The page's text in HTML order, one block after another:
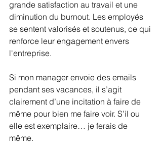
grande satisfaction au travail et une
diminution du burnout. Les employés
se sentent valorisés et soutenus, ce qui
renforce leur engagement envers
l'entreprise.
Si mon manager envoie des emails
pendant ses vacances, il s’agit
clairement d’une incitation à faire de
même pour bien me faire voir. S’il ou
elle est exemplaire… je ferais de
même.